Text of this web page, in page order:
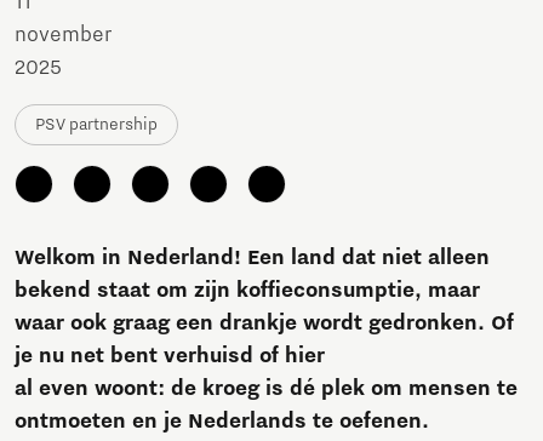
november
2025
PSV partnership
Welkom in Nederland! Een land dat niet alleen
bekend staat om zijn koffieconsumptie, maar
waar ook graag een drankje wordt gedronken. Of
je nu net bent verhuisd of hier
al even woont: de kroeg is dé plek om mensen te
ontmoeten en je Nederlands te oefenen.